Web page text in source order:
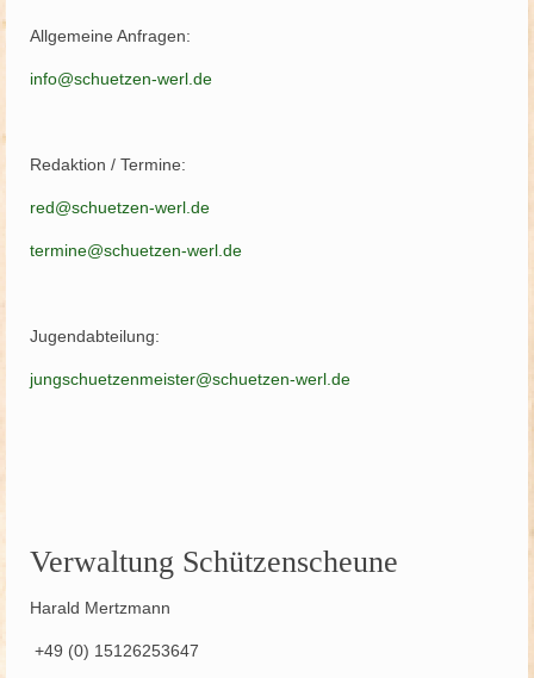
Allgemeine Anfragen:
info@schuetzen-werl.de
Redaktion / Termine:
red@schuetzen-werl.de
termine@schuetzen-werl.de
Jugendabteilung:
jungschuetzenmeister@schuetzen-werl.de
Verwaltung Schützenscheune
Harald Mertzmann
+49 (0) 15126253647